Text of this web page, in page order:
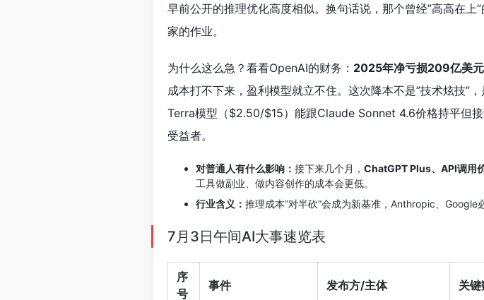
早前公开的推理优化高度相似。换句话说，那个曾经”高高在上
家的作业。
为什么这么急？看看OpenAI的财务： 2025年净亏损209亿美元
成本打不下来，盈利模型就立不住。这次降本不是”技术炫技”，
Terra模型（$2.50/$15）能跟Claude Sonnet 4.6价格持平但
受益者。
对普通人有什么影响： 接下来几个月， ChatGPT Plus、API调用
工具做副业、做内容创作的成本会更低。
行业含义： 推理成本”对半砍”会成为新基准，Anthropic、
7月3日午间AI大事速览表
序
号
事件 发布方/主体 关